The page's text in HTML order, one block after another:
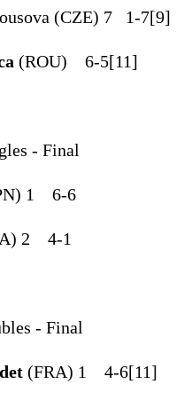
(CZE) 7 1-7[9]
(ROU) 6-5[11]
- Final
1 6-6
2 4-1
- Final
(FRA) 1 4-6[11]